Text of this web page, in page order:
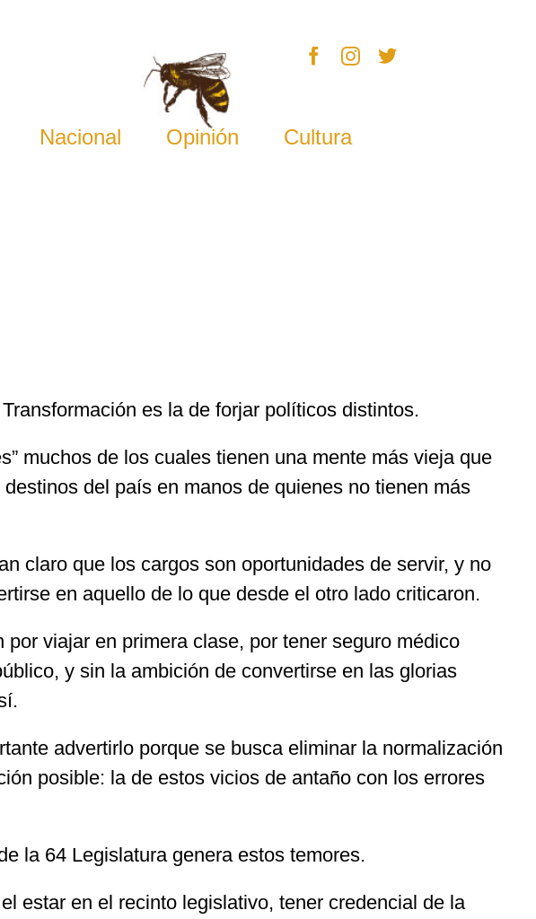
Nacional Opinión Cultura
es la de forjar políticos distintos.
muchos de los cuales tienen una mente más vieja que
del país en manos de quienes no tienen más
claro que los cargos son oportunidades de servir, y no
en aquello de lo que desde el otro lado criticaron.
viajar en primera clase, por tener seguro médico
y sin la ambición de convertirse en las glorias
advertirlo porque se busca eliminar la normalización
posible: la de estos vicios de antaño con los errores
la 64 Legislatura genera estos temores.
estar en el recinto legislativo, tener credencial de la